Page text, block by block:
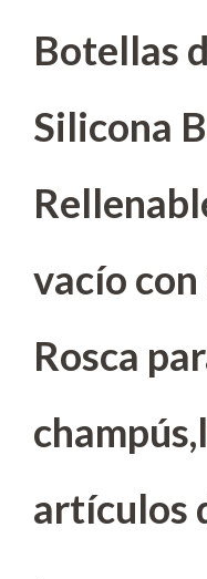
Botellas
Silicona
vacío
Rosca
artículos